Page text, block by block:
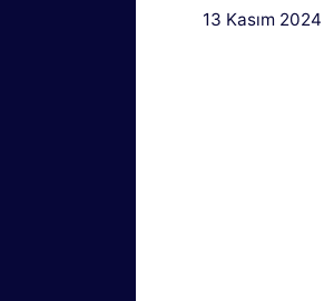
13 Kasım 2024